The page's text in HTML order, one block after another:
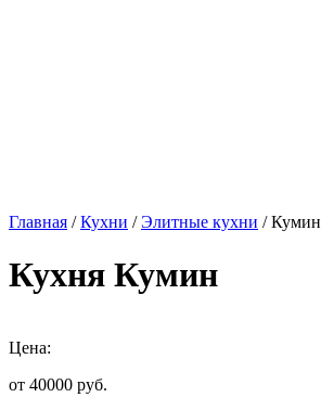
Главная /Кухни /Элитные кухни / Кумин
Кухня Кумин
Цена:
от 40000 руб.